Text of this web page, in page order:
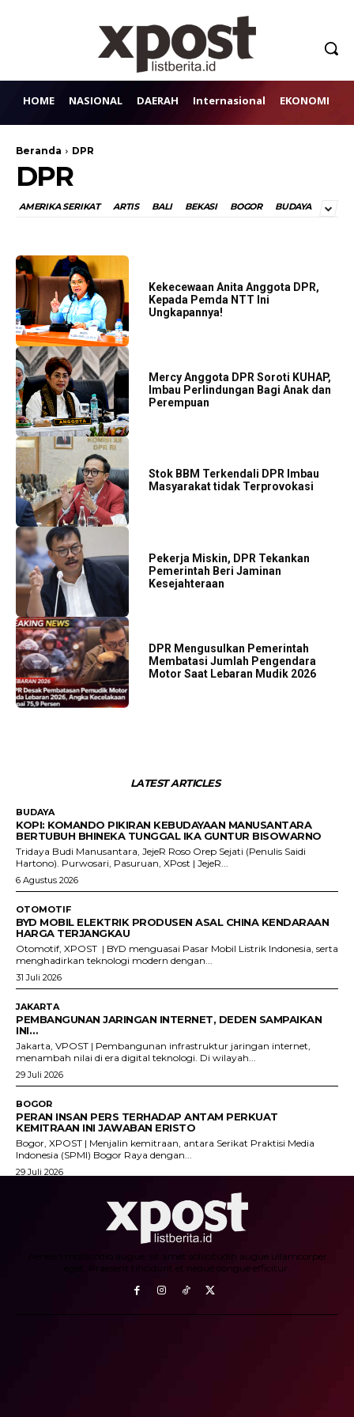
HOME NASIONAL DAERAH Internasional EKONOMI
Beranda DPR
DPR
AMERIKA SERIKAT ARTIS BALI BEKASI BOGOR BUDAYA
Kekecewaan Anita Anggota DPR,
Kepada Pemda NTT Ini
Ungkapannya!
Mercy Anggota DPR Soroti KUHAP,
Imbau Perlindungan Bagi Anak dan
Perempuan
Stok BBM Terkendali DPR Imbau
Masyarakat tidak Terprovokasi
Pekerja Miskin, DPR Tekankan
Pemerintah Beri Jaminan
Kesejahteraan
DPR Mengusulkan Pemerintah
Membatasi Jumlah Pengendara
Motor Saat Lebaran Mudik 2026
LATEST ARTICLES
BUDAYA
KOPI: KOMANDO PIKIRAN KEBUDAYAAN MANUSANTARA
BERTUBUH BHINEKA TUNGGAL IKA GUNTUR BISOWARNO
Tridaya Budi Manusantara, JejeR Roso Orep Sejati (Penulis Saidi
Hartono). Purwosari, Pasuruan, XPost | JejeR...
6 Agustus 2026
OTOMOTIF
BYD MOBIL ELEKTRIK PRODUSEN ASAL CHINA KENDARAAN
HARGA TERJANGKAU
Otomotif, XPOST | BYD menguasai Pasar Mobil Listrik Indonesia, serta
menghadirkan teknologi modern dengan...
31 Juli 2026
JAKARTA
PEMBANGUNAN JARINGAN INTERNET, DEDEN SAMPAIKAN
INI…
Jakarta, VPOST | Pembangunan infrastruktur jaringan internet,
menambah nilai di era digital teknologi. Di wilayah...
29 Juli 2026
BOGOR
PERAN INSAN PERS TERHADAP ANTAM PERKUAT
KEMITRAAN INI JAWABAN ERISTO
Bogor, XPOST | Menjalin kemitraan, antara Serikat Praktisi Media
Indonesia (SPMI) Bogor Raya dengan...
29 Juli 2026
Aenean mollis odio augue, sit amet sollicitudin augue ullamcorper
eget. Praesent tincidunt et neque congue efficitur.